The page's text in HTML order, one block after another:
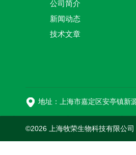
公司简介
新闻动态
技术文章
©2026 上海牧荣生物科技有限公